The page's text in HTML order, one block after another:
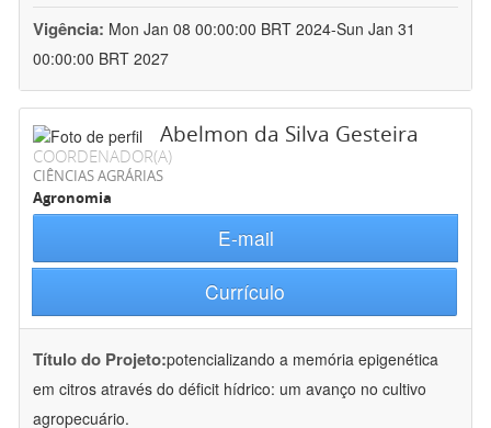
Vigência: Mon Jan 08 00:00:00 BRT 2024-Sun Jan 31
00:00:00 BRT 2027
Abelmon da Silva Gesteira
COORDENADOR(A)
CIÊNCIAS AGRÁRIAS
Agronomia
E-mail
Currículo
Título do Projeto:potencializando a memória epigenética
em citros através do déficit hídrico: um avanço no cultivo
agropecuário.